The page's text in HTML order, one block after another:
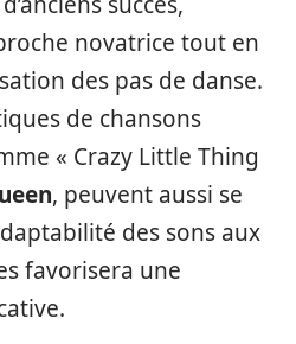
novatrice tout en
des pas de danse.
de chansons
« Crazy Little Thing
, peuvent aussi se
des sons aux
favorisera une